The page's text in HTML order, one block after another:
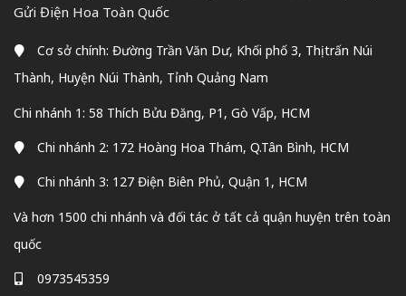
Gửi Điện Hoa Toàn Quốc
Cơ sở chính: Đường Trần Văn Dư, Khối phố 3, Thị trấn Núi
Thành, Huyện Núi Thành, Tỉnh Quảng Nam
Chi nhánh 1: 58 Thích Bửu Đăng, P1, Gò Vấp, HCM
Chi nhánh 2: 172 Hoàng Hoa Thám, Q.Tân Bình, HCM
Chi nhánh 3: 127 Điện Biên Phủ, Quận 1, HCM
Và hơn 1500 chi nhánh và đối tác ở tất cả quận huyện trên toàn
quốc
0973545359